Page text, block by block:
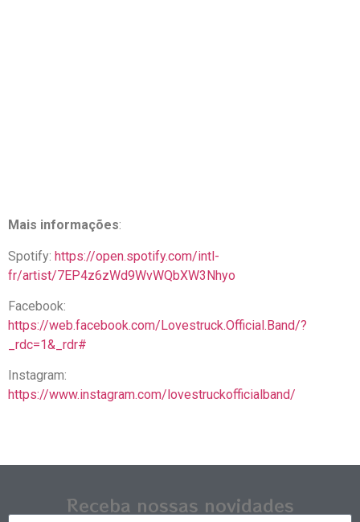
Mais informações:
Spotify: https://open.spotify.com/intl-
fr/artist/7EP4z6zWd9WvWQbXW3Nhyo
Facebook:
https://web.facebook.com/Lovestruck.Official.Band/?
_rdc=1&_rdr#
Instagram:
https://www.instagram.com/lovestruckofficialband/
Receba nossas novidades